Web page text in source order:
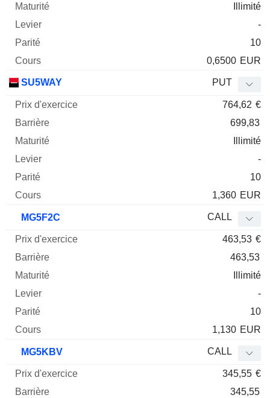
Illimité
-
10
0,6500 EUR
SU5WAY PUT
764,62 €
699,83
Illimité
-
10
1,360 EUR
MG5F2C CALL
463,53 €
463,53
Illimité
-
10
1,130 EUR
MG5KBV CALL
345,55 €
345,55